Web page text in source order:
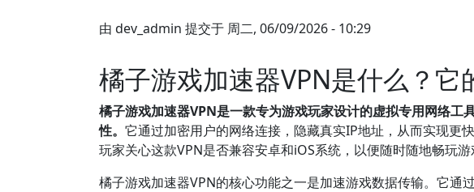
由 dev_admin 提交于 周二, 06/09/2026 - 10:29
橘子游戏加速器VPN是什么？它
橘子游戏加速器VPN是一款专为游戏玩家设计的虚拟专用网络工
性。 它通过加密用户的网络连接，隐藏真实IP地址，从而实现更
玩家关心这款VPN是否兼容安卓和iOS系统，以便随时随地畅玩游
橘子游戏加速器VPN的核心功能之一是加速游戏数据传输。它通